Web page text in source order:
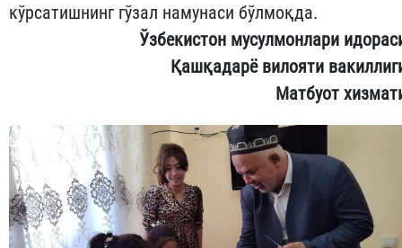
кўрсатишнинг гўзал намунаси бўлмоқда.
Ўзбекистон мусулмонлари
Қашқадарё вилояти
Матбуот